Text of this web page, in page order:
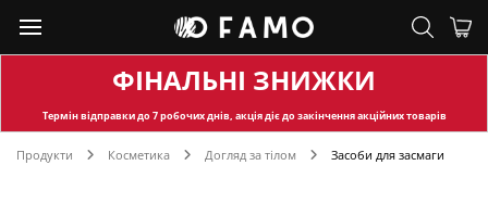
ФІНАЛЬНІ ЗНИЖКИ
Термін відправкидо 7 робочих днів, акція діє до закінчення акційних товарів
Продукти Косметика Догляд за тілом Засоби для засмаги